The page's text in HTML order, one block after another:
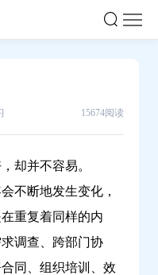
15674阅读
却并不容易。
不断地发生变化，
重复着同样的内
调查、跨部门协
同、组织培训、效